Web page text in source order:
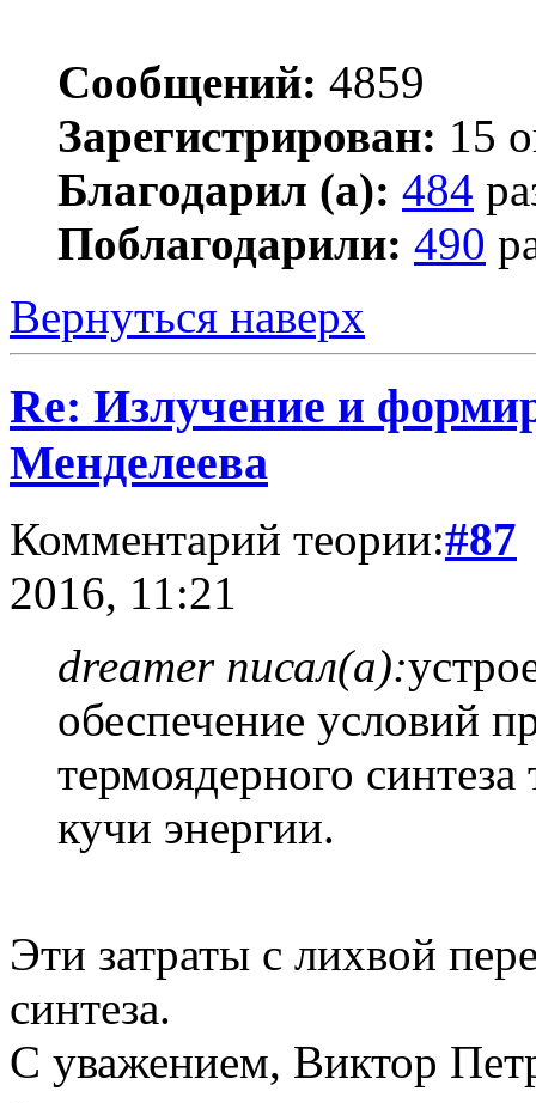
Сообщений: 4859
Зарегистрирован: 15
Благодарил (а): 484
Поблагодарили: 490
Вернуться наверх
Re: Излучение и
Менделеева
Комментарий теории:#87
2016, 11:21
dreamer писал(а):
обеспечение условий
термоядерного синтеза
кучи энергии.
Эти затраты с лихвой
синтеза.
С уважением, Виктор